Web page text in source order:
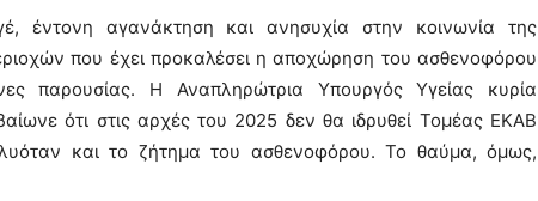
έντονη αγανάκτηση και ανησυχία στην κοινωνία της
που έχει προκαλέσει η αποχώρηση του ασθενοφόρου
παρουσίας. Η Αναπληρώτρια Υπουργός Υγείας κυρία
ότι στις αρχές του 2025 δεν θα ιδρυθεί Τομέας ΕΚΑΒ
και το ζήτημα του ασθενοφόρου. Το θαύμα, όμως,